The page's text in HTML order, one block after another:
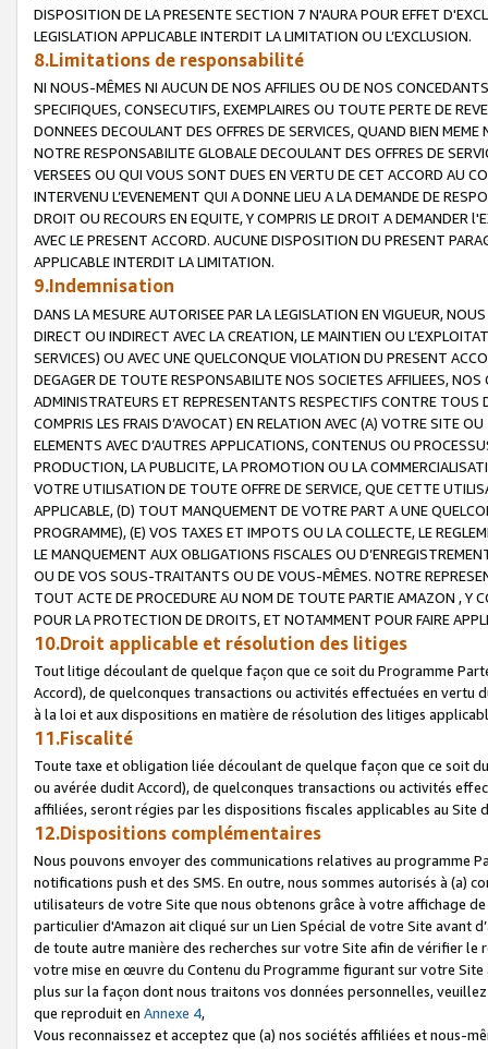
DISPOSITION DE LA PRESENTE SECTION 7 N'AURA POUR EFFET
LEGISLATION APPLICABLE INTERDIT LA LIMITATION OU L’EXCLUSION.
8.Limitations de responsabilité
NI NOUS-MÊMES NI AUCUN DE NOS AFFILIES OU DE NOS
SPECIFIQUES, CONSECUTIFS, EXEMPLAIRES OU TOUTE PERTE DE
DONNEES DECOULANT DES OFFRES DE SERVICES, QUAND BIEN
NOTRE RESPONSABILITE GLOBALE DECOULANT DES OFFRES DE
VERSEES OU QUI VOUS SONT DUES EN VERTU DE CET ACCORD AU
INTERVENU L’EVENEMENT QUI A DONNE LIEU A LA DEMANDE DE
DROIT OU RECOURS EN EQUITE, Y COMPRIS LE DROIT A DEMANDER
AVEC LE PRESENT ACCORD. AUCUNE DISPOSITION DU PRESENT
APPLICABLE INTERDIT LA LIMITATION.
9.Indemnisation
DANS LA MESURE AUTORISEE PAR LA LEGISLATION EN VIGUEUR,
DIRECT OU INDIRECT AVEC LA CREATION, LE MAINTIEN OU
SERVICES) OU AVEC UNE QUELCONQUE VIOLATION DU PRESENT
DEGAGER DE TOUTE RESPONSABILITE NOS SOCIETES AFFILIEES,
ADMINISTRATEURS ET REPRESENTANTS RESPECTIFS CONTRE
COMPRIS LES FRAIS D’AVOCAT) EN RELATION AVEC (A) VOTRE SITE
ELEMENTS AVEC D’AUTRES APPLICATIONS, CONTENUS OU
PRODUCTION, LA PUBLICITE, LA PROMOTION OU LA
VOTRE UTILISATION DE TOUTE OFFRE DE SERVICE, QUE CETTE
APPLICABLE, (D) TOUT MANQUEMENT DE VOTRE PART A UNE
PROGRAMME), (E) VOS TAXES ET IMPOTS OU LA COLLECTE, LE
LE MANQUEMENT AUX OBLIGATIONS FISCALES OU
OU DE VOS SOUS-TRAITANTS OU DE VOUS-MÊMES. NOTRE
TOUT ACTE DE PROCEDURE AU NOM DE TOUTE PARTIE AMAZON , Y
POUR LA PROTECTION DE DROITS, ET NOTAMMENT POUR FAIRE
10.Droit applicable et résolution des litiges
Tout litige découlant de quelque façon que ce soit du Programme
Accord), de quelconques transactions ou activités effectuées en vertu
à la loi et aux dispositions en matière de résolution des litiges
11.Fiscalité
Toute taxe et obligation liée découlant de quelque façon que ce soit
ou avérée dudit Accord), de quelconques transactions ou activités
affiliées, seront régies par les dispositions fiscales applicables au Site
12.Dispositions complémentaires
Nous pouvons envoyer des communications relatives au programme
notifications push et des SMS. En outre, nous sommes autorisés à
utilisateurs de votre Site que nous obtenons grâce à votre affichage
particulier d'Amazon ait cliqué sur un Lien Spécial de votre Site avant
de toute autre manière des recherches sur votre Site afin de vérifier
votre mise en œuvre du Contenu du Programme figurant sur votre
plus sur la façon dont nous traitons vos données personnelles,
que reproduit en Annexe 4,
Vous reconnaissez et acceptez que (a) nos sociétés affiliées et nous-